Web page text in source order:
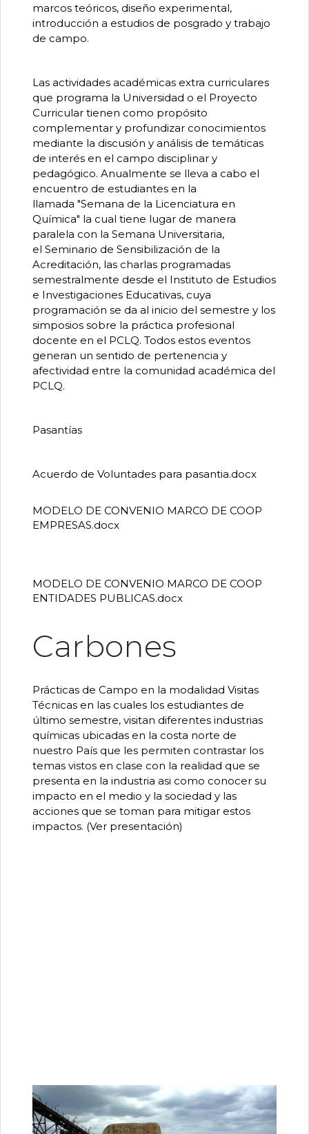
marcos teóricos, diseño experimental,
introducción a estudios de posgrado y trabajo
de campo.
Las actividades académicas extra curriculares
que programa la Universidad o el Proyecto
Curricular tienen como propósito
complementar y profundizar conocimientos
mediante la discusión y análisis de temáticas
de interés en el campo disciplinar y
pedagógico. Anualmente se lleva a cabo el
encuentro de estudiantes en la
llamada "Semana de la Licenciatura en
Química" la cual tiene lugar de manera
paralela con la Semana Universitaria,
el Seminario de Sensibilización de la
Acreditación, las charlas programadas
semestralmente desde el Instituto de Estudios
e Investigaciones Educativas, cuya
programación se da al inicio del semestre y los
simposios sobre la práctica profesional
docente en el PCLQ. Todos estos eventos
generan un sentido de pertenencia y
afectividad entre la comunidad académica del
PCLQ.
Pasantías
Acuerdo de Voluntades para pasantia.docx
MODELO DE CONVENIO MARCO DE COOP
EMPRESAS.docx
MODELO DE CONVENIO MARCO DE COOP
ENTIDADES PUBLICAS.docx
Carbones
Prácticas de Campo en la modalidad Visitas
Técnicas en las cuales los estudiantes de
último semestre, visitan diferentes industrias
químicas ubicadas en la costa norte de
nuestro País que les permiten contrastar los
temas vistos en clase con la realidad que se
presenta en la industria asi como conocer su
impacto en el medio y la sociedad y las
acciones que se toman para mitigar estos
impactos. (Ver presentación)